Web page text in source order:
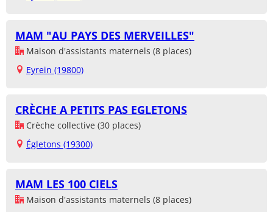
MAM "AU PAYS DES MERVEILLES"
Maison d'assistants maternels (8 places)
Eyrein (19800)
CRÈCHE A PETITS PAS EGLETONS
Crèche collective (30 places)
Égletons (19300)
MAM LES 100 CIELS
Maison d'assistants maternels (8 places)